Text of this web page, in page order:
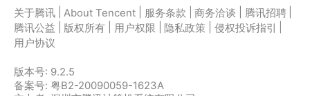
关于腾讯 About Tencent 服务条款 商务洽谈 腾讯招聘
腾讯公益
版权所有 用户权限 隐私政策 侵权投诉指引
用户协议
版本号: 9.2.5
备案号: 粤B2-20090059-1623A